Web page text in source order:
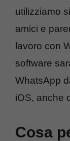
utilizziamo
amici e
lavoro con
software
WhatsApp
iOS, anche
Cosa